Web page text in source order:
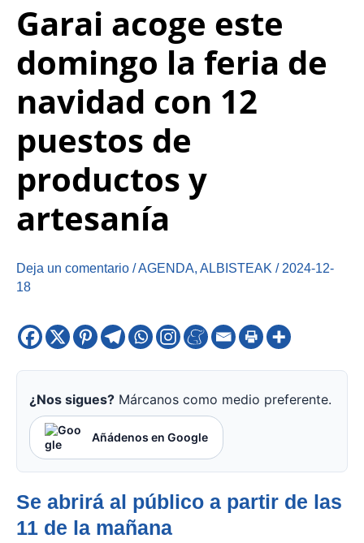
Garai acoge este
domingo la feria de
navidad con 12
puestos de
productos y
artesanía
Deja un comentario /AGENDA, ALBISTEAK / 2024-12-
18
¿Nos sigues? Márcanos como medio preferente.
Añádenos en Google
Se abrirá al público a partir de las
11 de la mañana